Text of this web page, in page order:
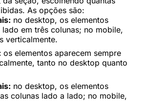
As opções são:
no desktop, os elementos
em três colunas; no mobile,
verticalmente.
os elementos aparecem sempre
tanto no desktop quanto
no desktop, os elementos
colunas lado a lado; no mobile,